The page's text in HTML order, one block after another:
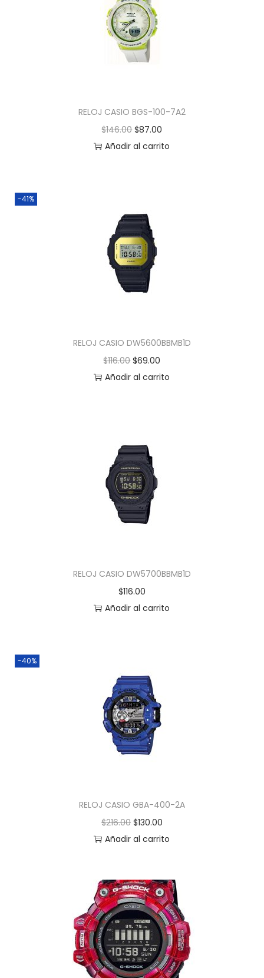
RELOJ CASIO BGS-100-7A2
$146.00 $87.00
Añadir al carrito
-41%
RELOJ CASIO DW5600BBMB1D
$116.00 $69.00
Añadir al carrito
RELOJ CASIO DW5700BBMB1D
$116.00
Añadir al carrito
-40%
RELOJ CASIO GBA-400-2A
$216.00 $130.00
Añadir al carrito